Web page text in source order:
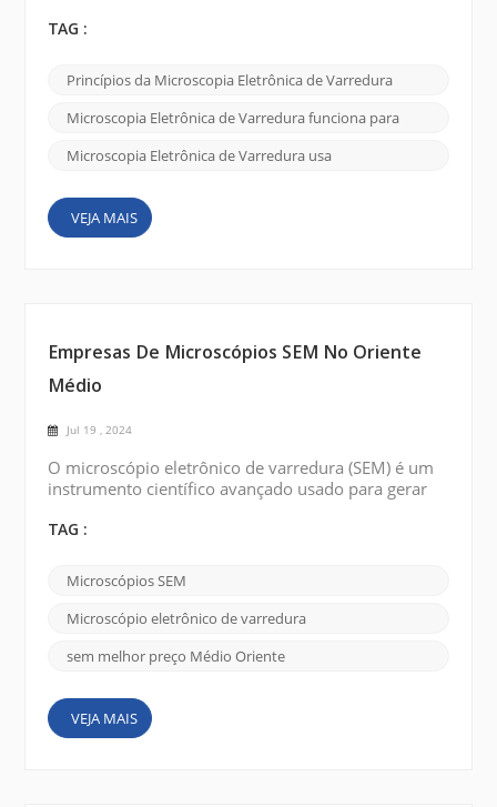
uma amostra e produzir uma imagem detalhada de
usando uma fonte de elétrons, normalmente um
filamento de tungstênio aquecido ou uma pistola de
emissão de campo, para produzir um feixe de
TAG :
Princípios da Microscopia Eletrônica de Varredura
Microscopia Eletrônica de Varredura funciona para
Microscopia Eletrônica de Varredura usa
VEJA MAIS
Empresas De Microscópios SEM No Oriente
Médio
Jul 19 , 2024
O microscópio eletrônico de varredura (SEM) é um
instrumento científico avançado usado para gerar
Vários países do Médio Oriente têm institutos e
estabelecidos, com a Arábia Saudita, os Emirados
Árabes Unidos (EAU), a Turquia, o Egipto e o Iraque
a investirem fortemente na investigação e
TAG :
Microscópios SEM
Microscópio eletrônico de varredura
sem melhor preço Médio Oriente
VEJA MAIS